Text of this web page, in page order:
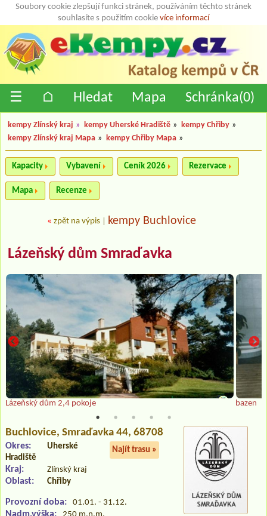
Soubory cookie zlepšují funkci stránek, používáním těchto stránek
souhlasíte s použitím cookie více informací
☰ ⌂ Hledat Mapa Schránka(0)
kempy Zlínský kraj » kempy Uherské Hradiště » kempy Chřiby »
kempy Zlínský kraj Mapa » kempy Chřiby Mapa »
Kapacity Vybavení Ceník 2026 Rezervace
Mapa Recenze
« zpět na výpis kempy Buchlovice
Lázeňský dům Smraďavka
Lázeňský dům 2,4 pokoje bazen
Buchlovice, Smraďavka 44, 68708
Najít trasu »
Okres:
Uherské
Hradiště
Kraj: Zlínský kraj
Oblast: Chřiby
Provozní doba: 01.01. - 31.12.
Nadm.výška: